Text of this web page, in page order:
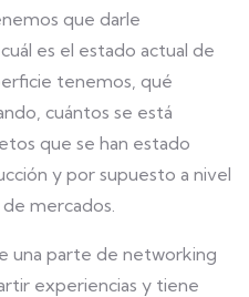
que darle
es el estado actual de
tenemos, qué
cuántos se está
que se han estado
y por supuesto a nivel
mercados.
una parte de networking
experiencias y tiene